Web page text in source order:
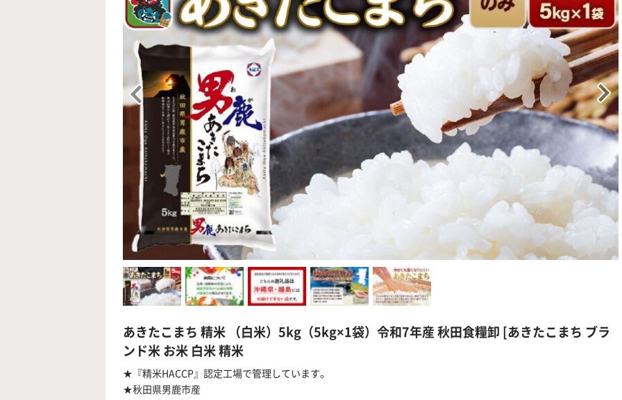
あきたこまち 精米 （白米）5kg（5kg×1袋）令和7年産 秋田食糧卸 [あきたこまち ブラ
ンド米 お米 白米 精米
★『精米HACCP』認定工場で管理しています。
★秋田県男鹿市産